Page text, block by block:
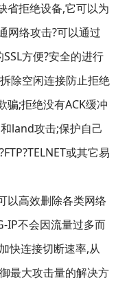
拒绝设备,它可以为
网络攻击?可以通过
方便?安全的进行
除空闲连接防止拒绝
骗;拒绝没有ACK缓冲
land攻击;保护自己
或其它易
高效删除各类网络
IP不会因流量过多而
快连接切断速率,从
最大攻击量的解决方